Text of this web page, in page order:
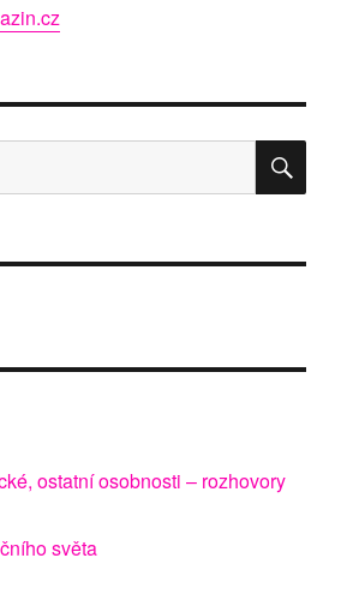
ostatní osobnosti – rozhovory
světa